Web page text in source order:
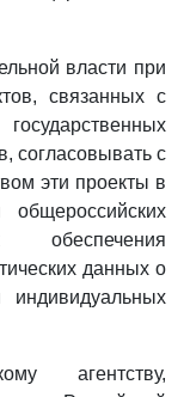
власти при
связанных с
согласовывать с
эти проекты в
общероссийских
данных о
индивидуальных
агентству,